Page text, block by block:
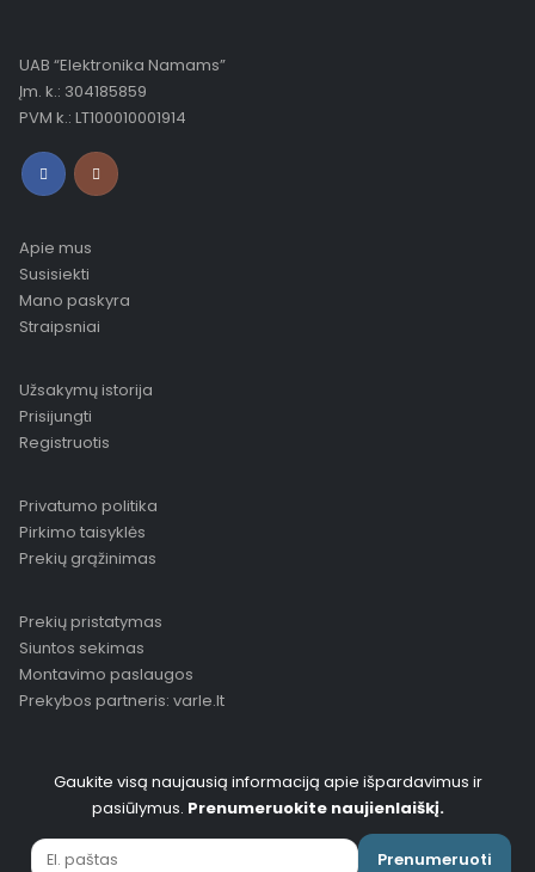
UAB “Elektronika Namams”
Įm. k.: 304185859
PVM k.: LT100010001914
Apie mus
Susisiekti
Mano paskyra
Straipsniai
Užsakymų istorija
Prisijungti
Registruotis
Privatumo politika
Pirkimo taisyklės
Prekių grąžinimas
Prekių pristatymas
Siuntos sekimas
Montavimo paslaugos
Prekybos partneris: varle.lt
Gaukite visą naujausią informaciją apie išpardavimus ir
pasiūlymus. Prenumeruokite naujienlaiškį.
Prenumeruoti